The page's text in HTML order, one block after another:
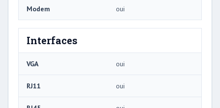
Modem oui
Interfaces
VGA oui
RJ11 oui